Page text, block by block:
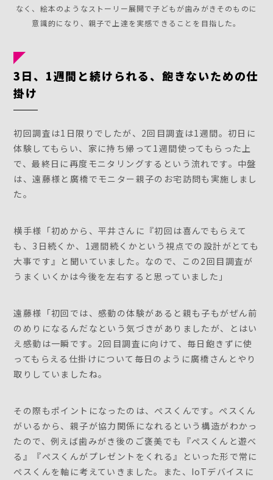
なく、絵本のようなストーリー展開で子どもが歯みがきそのものに
意識的になり、親子で上達を実感できることを目指した。
3日、1週間と続けられる、飽きないための仕
掛け
初回調査は1日限りでしたが、2回目調査は1週間。初日に
体験してもらい、家に持ち帰って1週間使ってもらった上
で、最終日に再度モニタリングするという流れです。中盤
は、遠藤様と廣橋でモニター親子のお宅訪問も実施しまし
た。
横手様「初めから、平井さんに『初回は喜んでもらえて
も、3日続くか、1週間続くかという視点での設計がとても
大事です』と聞いていました。なので、この2回目調査が
うまくいくかは今後を左右すると思っていました」
遠藤様「初回では、感動の体験があると親も子もがぜん前
のめりになるんだなという気づきがありましたが、とはい
え感動は一瞬です。2回目調査に向けて、毎日飽きずに使
ってもらえる仕掛けについて毎日のように廣橋さんとやり
取りしていましたね。
その際もポイントになったのは、ぺスくんです。ぺスくん
がいるから、親子が協力関係になれるという構造がわかっ
たので、例えば歯みがき後のご褒美でも『ぺスくんと遊べ
る』『ぺスくんがプレゼントをくれる』といった形で常に
ぺスくんを軸に考えていきました。また、IoTデバイスに